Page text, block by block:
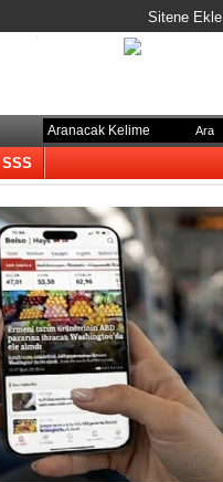
Sitene Ekle
SSS